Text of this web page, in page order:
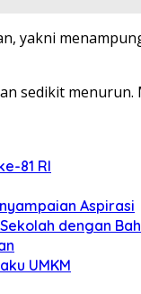
yakni
sedikit
81 RI
Aspirasi
dengan
UMKM